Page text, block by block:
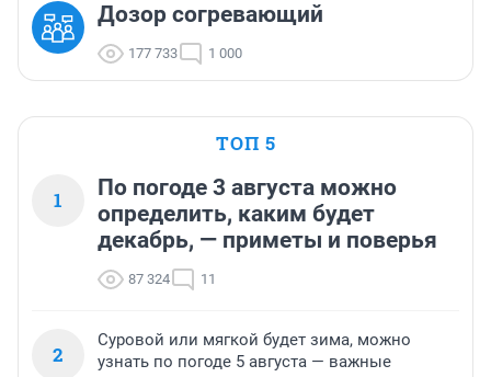
Дозор согревающий
177 733 1 000
ТОП 5
1
По погоде 3 августа можно
определить, каким будет
декабрь, — приметы и поверья
87 324 11
2
Суровой или мягкой будет зима, можно
узнать по погоде 5 августа — важные